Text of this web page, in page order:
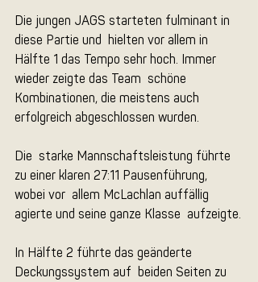
Die jungen JAGS starteten fulminant in
diese Partie und  hielten vor allem in
Hälfte 1 das Tempo sehr hoch. Immer
wieder zeigte das Team  schöne
Kombinationen, die meistens auch
erfolgreich abgeschlossen wurden.
Die  starke Mannschaftsleistung führte
zu einer klaren 27:11 Pausenführung,
wobei vor  allem McLachlan auffällig
agierte und seine ganze Klasse  aufzeigte.
In Hälfte 2 führte das geänderte
Deckungssystem auf  beiden Seiten zu